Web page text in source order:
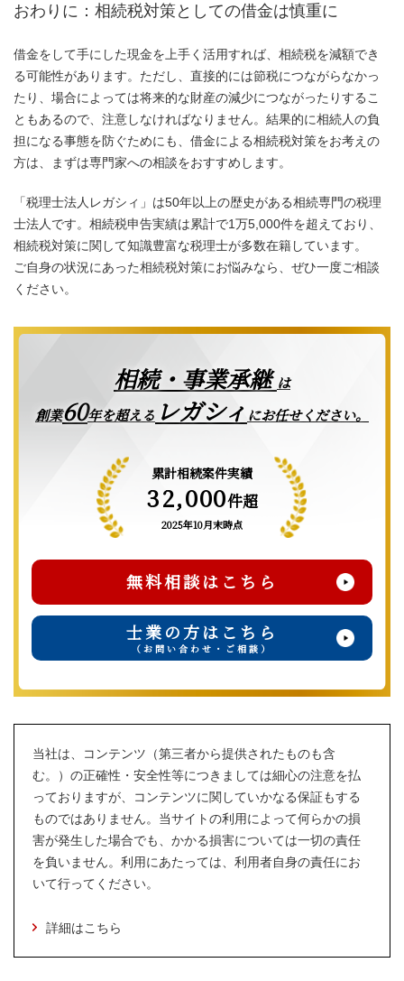
おわりに：相続税対策としての借金は慎重に
借金をして手にした現金を上手く活用すれば、相続税を減額でき
る可能性があります。ただし、直接的には節税につながらなかっ
たり、場合によっては将来的な財産の減少につながったりするこ
ともあるので、注意しなければなりません。結果的に相続人の負
担になる事態を防ぐためにも、借金による相続税対策をお考えの
方は、まずは専門家への相談をおすすめします。
「税理士法人レガシィ」は50年以上の歴史がある相続専門の税理
士法人です。相続税申告実績は累計で1万5,000件を超えており、
相続税対策に関して知識豊富な税理士が多数在籍しています。
ご自身の状況にあった相続税対策にお悩みなら、ぜひ一度ご相談
ください。
相続・事業承継は
創業60年を超える レガシィ にお任せください。
累計相続案件実績
32,000件超
2025年10月末時点
無料相談はこちら
士業の方はこちら
（お問い合わせ・ご相談）
当社は、コンテンツ（第三者から提供されたものも含
む。）の正確性・安全性等につきましては細心の注意を払
っておりますが、コンテンツに関していかなる保証もする
ものではありません。当サイトの利用によって何らかの損
害が発生した場合でも、かかる損害については一切の責任
を負いません。利用にあたっては、利用者自身の責任にお
いて行ってください。
詳細はこちら